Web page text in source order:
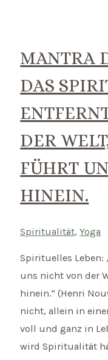
MANTRA
DAS
DER
FÜHRT
HINEIN.
Spiritualität,Yoga
Spirituelles Leben:
uns nicht von der
hinein.“ (Henri
nicht, allein in
voll und ganz in
wird Spiritualität